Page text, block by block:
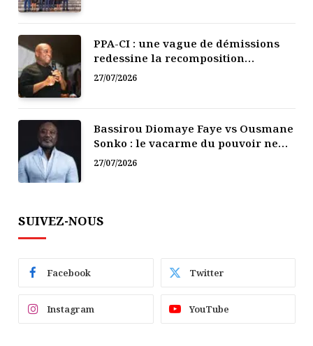
PPA-CI : une vague de démissions
redessine la recomposition
politique
27/07/2026
Bassirou Diomaye Faye vs Ousmane
Sonko : le vacarme du pouvoir ne
doit pas faire oublier les liens de la
27/07/2026
SUIVEZ-NOUS
Facebook Twitter
Instagram YouTube